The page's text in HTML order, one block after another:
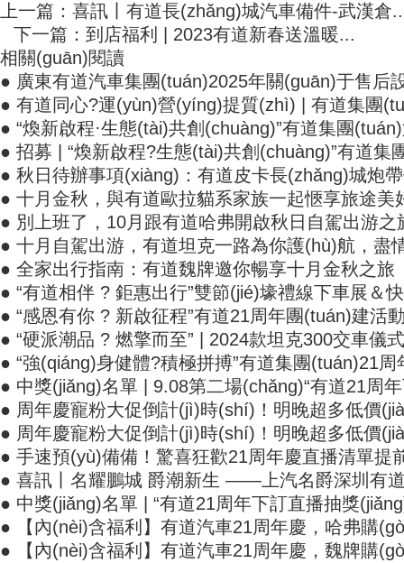
上一篇：喜訊丨有道長(zhǎng)城汽車備件-武漢倉
下一篇：到店福利 | 2023有道新春送溫暖...
相關(guān)閱讀
● 廣東有道汽車集團(tuán)2025年關(guān)于售后
● 有道同心?運(yùn)營(yíng)提質(zhì) | 有道集團
● “煥新啟程·生態(tài)共創(chuàng)”有道集團
● 招募 | “煥新啟程?生態(tài)共創(chuàng)”有道
● 秋日待辦事項(xiàng)：有道皮卡長(zhǎng)城炮
● 十月金秋，與有道歐拉貓系家族一起愜享旅途美
● 別上班了，10月跟有道哈弗開啟秋日自駕出游之
● 十月自駕出游，有道坦克一路為你護(hù)航，盡情去
● 全家出行指南：有道魏牌邀你暢享十月金秋之旅
● “有道相伴 ? 鉅惠出行”雙節(jié)壕禮線下車展＆
● “感恩有你 ? 新啟征程”有道21周年團(tuán)建活
● “硬派潮品 ? 燃擎而至” | 2024款坦克300交車儀
● “強(qiáng)身健體?積極拼搏”有道集團(tuán)21周年
● 中獎(jiǎng)名單 | 9.08第二場(chǎng)“有道21周
● 周年慶寵粉大促倒計(jì)時(shí)！明晚超多低價
● 周年慶寵粉大促倒計(jì)時(shí)！明晚超多低
● 手速預(yù)備備！驚喜狂歡21周年慶直播清單
● 喜訊丨名耀鵬城 爵潮新生 ——上汽名爵深圳
● 中獎(jiǎng)名單 | “有道21周年下訂直播抽獎
● 【內(nèi)含福利】有道汽車21周年慶，哈弗購
● 【內(nèi)含福利】有道汽車21周年慶，魏牌購